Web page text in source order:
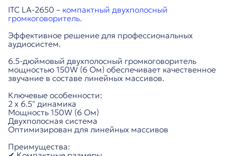
ITC LA-2650 – компактный двухполосный
громкоговоритель.
Эффективное решение для профессиональных
аудиосистем.
6.5-дюймовый двухполосный громкоговоритель
мощностью 150W (6 Ом) обеспечивает качественное
звучание в составе линейных массивов.
Ключевые особенности:
2 х 6.5" динамика
Мощность 150W (6 Ом)
Двухполосная система
Оптимизирован для линейных массивов
Преимущества: